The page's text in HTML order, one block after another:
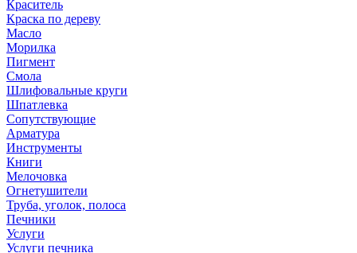
Краситель
Краска по дереву
Масло
Морилка
Пигмент
Смола
Шлифовальные круги
Шпатлевка
Сопутствующие
Арматура
Инструменты
Книги
Мелочовка
Огнетушители
Труба, уголок, полоса
Печники
Услуги
Услуги печника